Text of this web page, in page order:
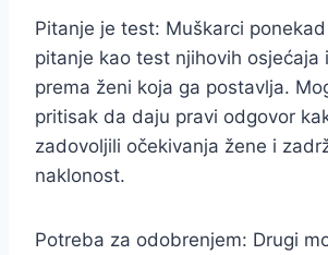
Pitanje je test: Muškarci
pitanje kao test njihovih osjećaja
prema ženi koja ga postavlja.
pritisak da daju pravi odgovor
zadovoljili očekivanja žene i
naklonost.
Potreba za odobrenjem: Drugi